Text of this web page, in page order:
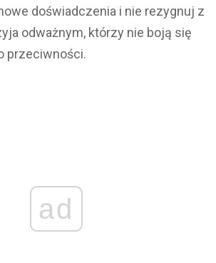
doświadczenia i nie rezygnuj z
odważnym, którzy nie boją się
przeciwności.
ad